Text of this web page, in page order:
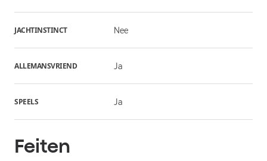
JACHTINSTINCT Nee
ALLEMANSVRIEND Ja
SPEELS Ja
Feiten